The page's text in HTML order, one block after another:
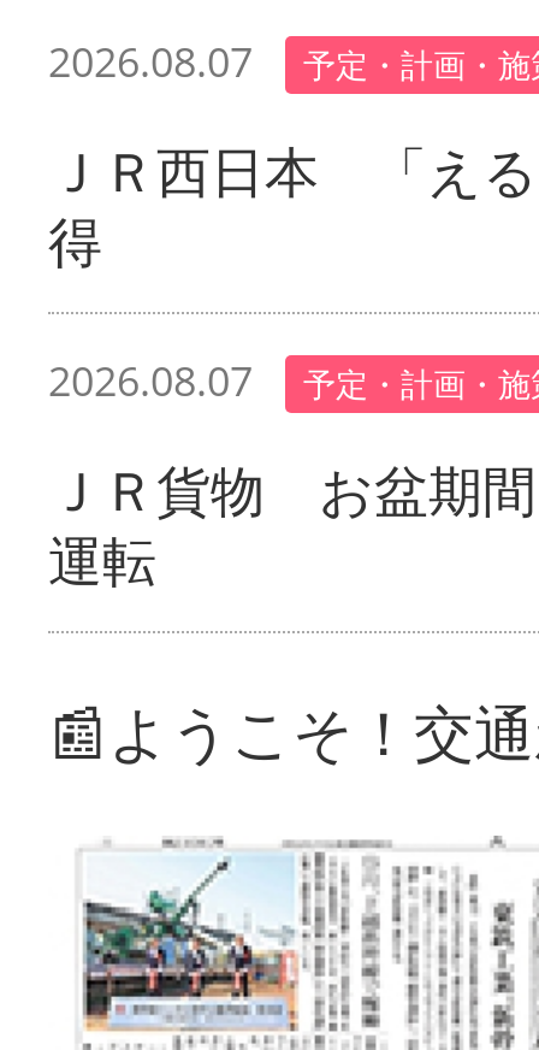
2026.08.07 予定・計画・
ＪＲ西日本 「え
得
2026.08.07 予定・計画・
ＪＲ貨物 お盆期
運転
📰ようこそ！交